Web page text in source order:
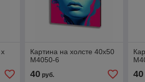
Картина на холсте 40х50
M4050-6
40руб. 40